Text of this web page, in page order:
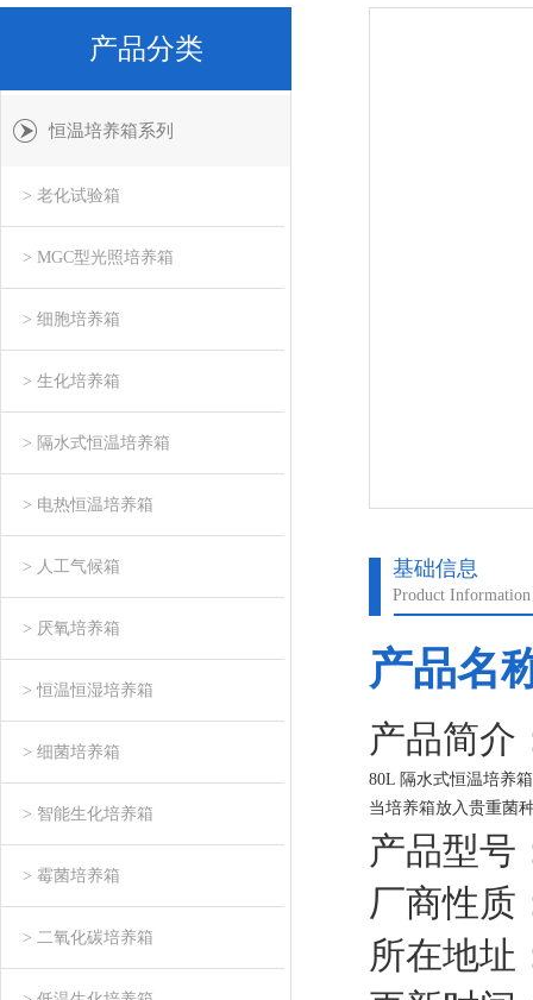
基础信息
Product Information
产品名
产品简介
80L 隔水式恒温培养箱
当培养箱放入贵重菌
非必要时，不得打开
每次使用完毕后，须
产品型号
厂商性质
所在地址
产品分类
恒温培养箱系列
> 老化试验箱
> MGC型光照培养箱
> 细胞培养箱
> 生化培养箱
> 隔水式恒温培养箱
> 电热恒温培养箱
> 人工气候箱
> 厌氧培养箱
> 恒温恒湿培养箱
> 细菌培养箱
> 智能生化培养箱
> 霉菌培养箱
> 二氧化碳培养箱